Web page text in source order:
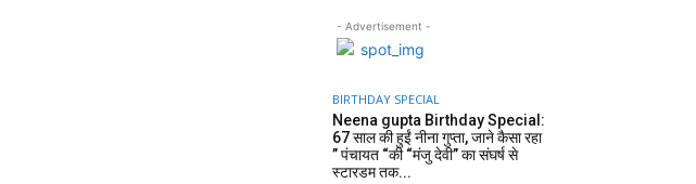
- Advertisement -
BIRTHDAY SPECIAL
Neena gupta Birthday Special:
67 साल की हुईं नीना गुप्ता, जाने कैसा रहा
” पंचायत “की “मंजु देवी” का संघर्ष से
स्टारडम तक...